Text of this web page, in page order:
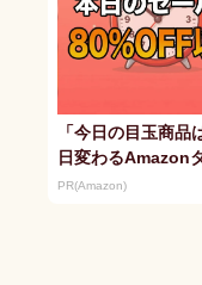
「今日の目玉商品
日変わるAmazon
ールが見逃せない
PR(Amazon)